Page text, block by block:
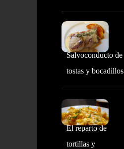
Salvoconducto de
tostas y bocadillos
El reparto de
tortillas y